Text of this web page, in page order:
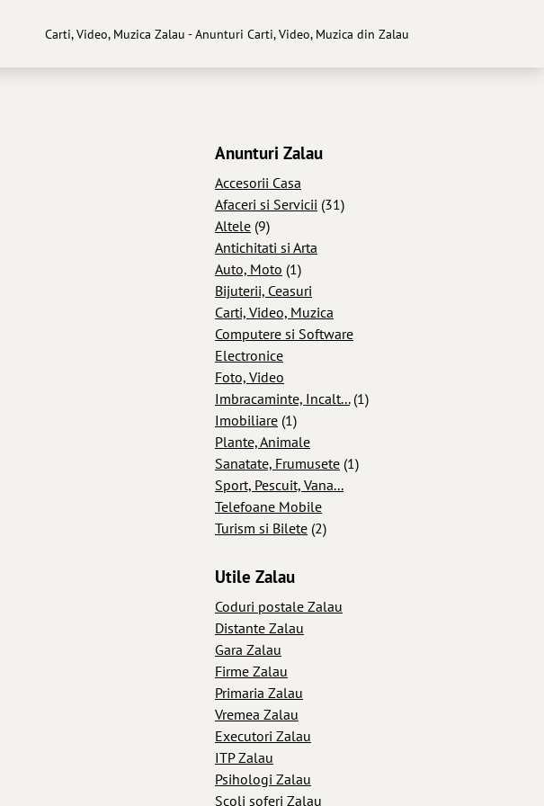
Carti, Video, Muzica Zalau - Anunturi Carti, Video, Muzica din Zalau
Anunturi Zalau
Accesorii Casa
Afaceri si Servicii (31)
Altele (9)
Antichitati si Arta
Auto, Moto (1)
Bijuterii, Ceasuri
Carti, Video, Muzica
Computere si Software
Electronice
Foto, Video
Imbracaminte, Incalt... (1)
Imobiliare (1)
Plante, Animale
Sanatate, Frumusete (1)
Sport, Pescuit, Vana...
Telefoane Mobile
Turism si Bilete (2)
Utile Zalau
Coduri postale Zalau
Distante Zalau
Gara Zalau
Firme Zalau
Primaria Zalau
Vremea Zalau
Executori Zalau
ITP Zalau
Psihologi Zalau
Scoli soferi Zalau